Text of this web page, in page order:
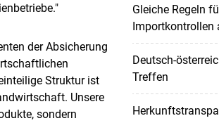
der Absicherung
Struktur ist
Unsere
sondern
Gleiche Regeln
Importkontrollen
Deutsch-
Treffen